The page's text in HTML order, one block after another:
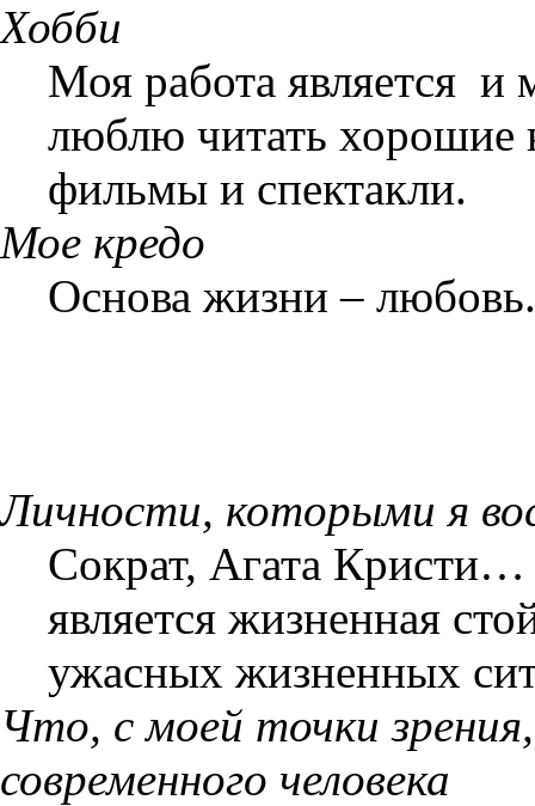
Хобби
Моя работа является
люблю читать хорошие
фильмы и спектакли.
Мое кредо
Основа жизни –
Личности, которыми я
Сократ, Агата
является жизненная
ужасных жизненных
Что, с моей точки
современного человека